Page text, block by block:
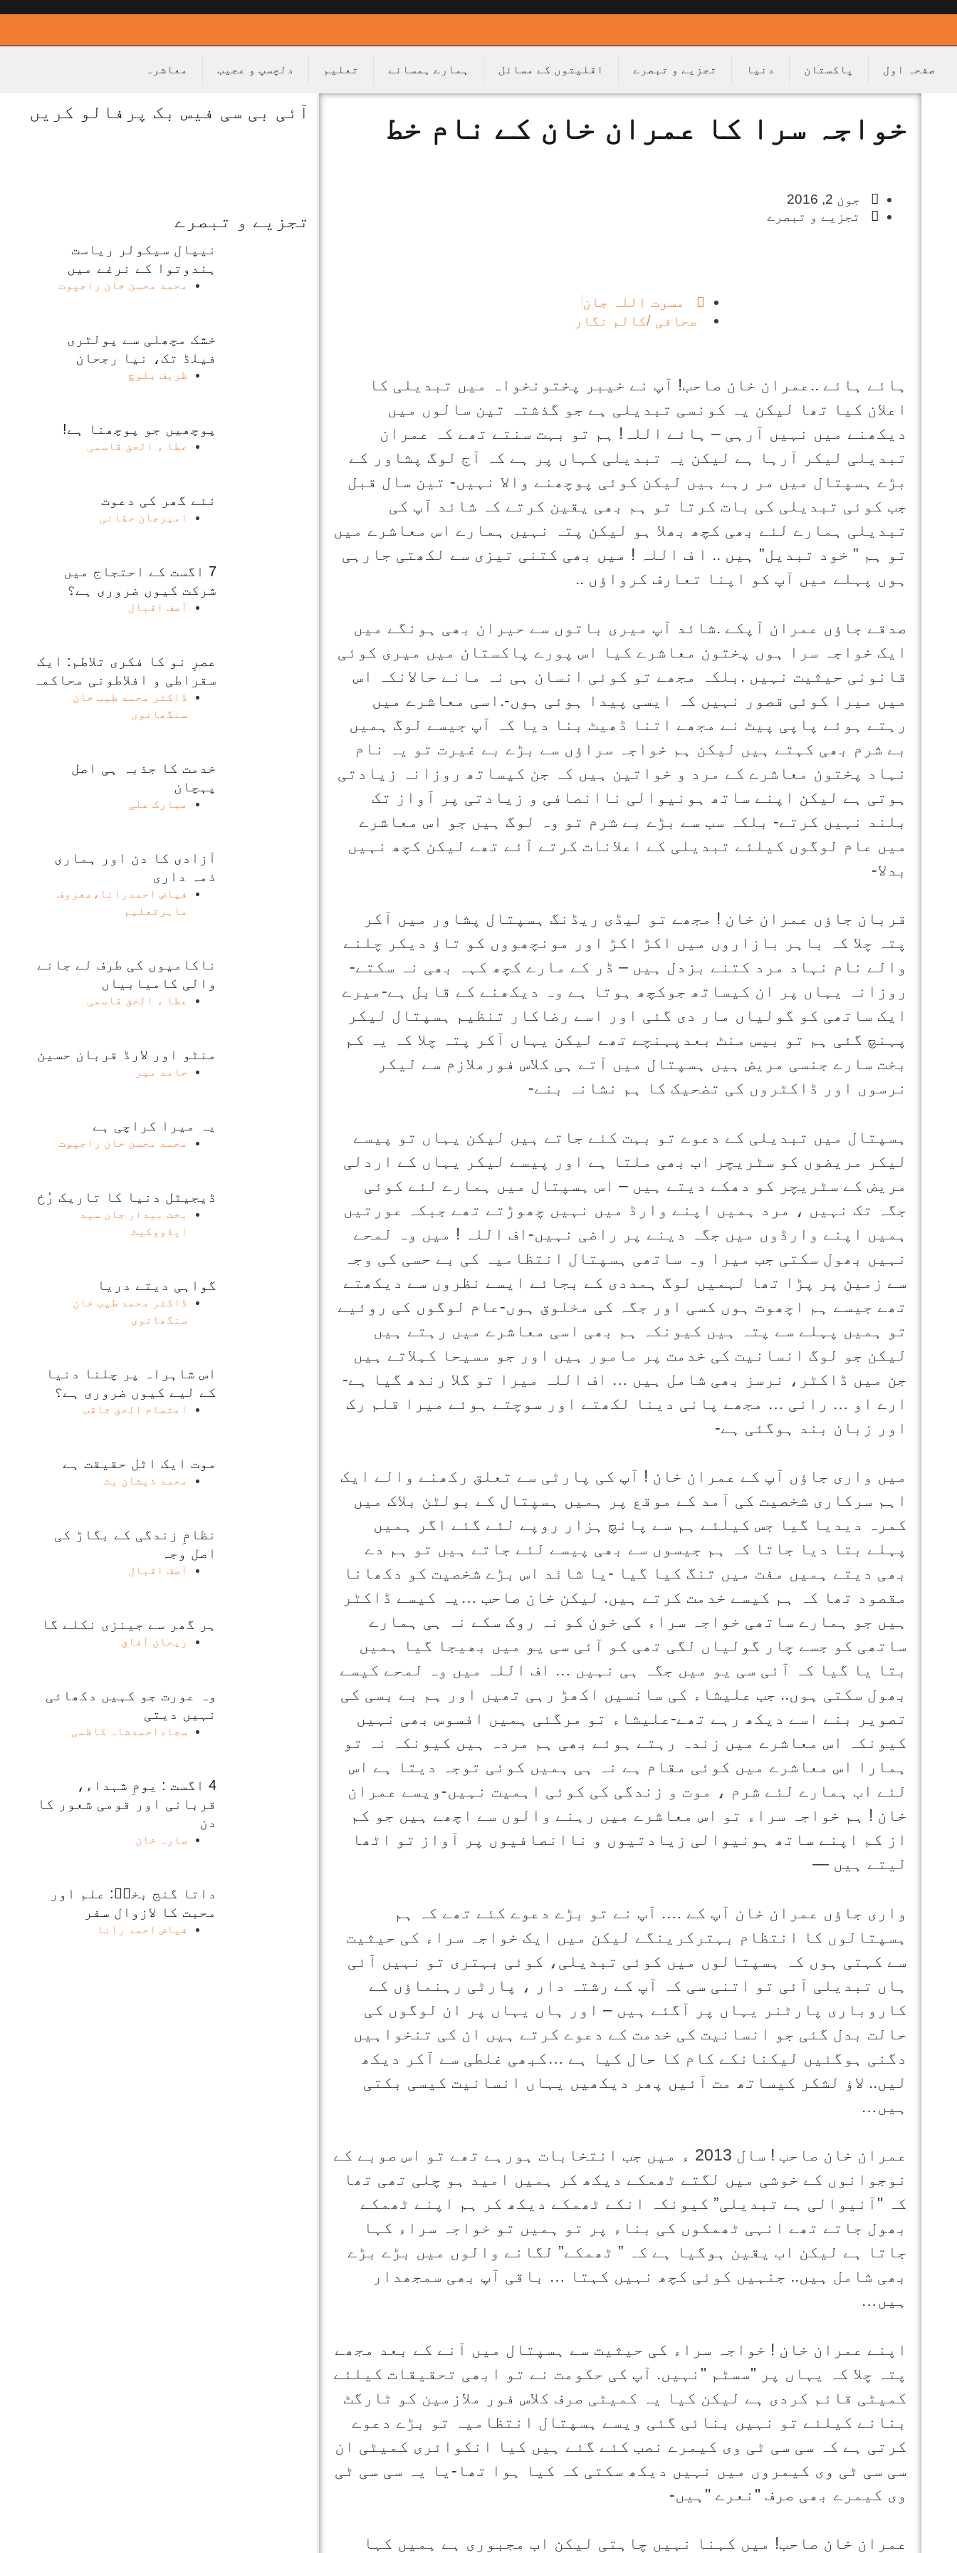
صفحہ اول پاکستان دنیا تجزیے و تبصرے اقلیتوں کے مسائل ہمارے ہمسائے تعلیم دلچسپ و عجیب معاشرہ
خواجہ سرا کا عمران خان کے نام خط
جون 2, 2016
تجزیے و تبصرے
مسرت اللہ جان
صحافی /کالم نگار
ہائے ہائے ..عمران خان صاحب! آپ نے خیبر پختونخواہ میں تبدیلی کا
اعلان کیا تھا لیکن یہ کونسی تبدیلی ہے جو گذشتہ تین سالوں میں
دیکھنے میں نہیں آرہی – ہائے اللہ! ہم تو بہت سنتے تھے کہ عمران
تبدیلی لیکر آرہا ہے لیکن یہ تبدیلی کہاں پر ہے کہ آج لوگ پشاور کے
بڑے ہسپتال میں مر رہے ہیں لیکن کوئی پوچھنے والا نہیں- تین سال قبل
جب کوئی تبدیلی کی بات کرتا تو ہم بھی یقین کرتے کہ شائد آپ کی
تبدیلی ہمارے لئے بھی کچھ بھلا ہو لیکن پتہ نہیں ہمارے اس معاشرے میں
تو ہم ” خود تبدیل” ہیں .. ا ف اللہ ! میں بھی کتنی تیزی سے لکھتی جارہی
ہوں پہلے میں آپ کو اپنا تعارف کرواؤں ..
صدقے جاؤں عمران آپکے .شائد آپ میری باتوں سے حیران بھی ہونگے میں
ایک خواجہ سرا ہوں پختون معاشرے کیا اس پورے پاکستان میں میری کوئی
قانونی حیثیت نہیں .بلکہ مجھے تو کوئی انسان ہی نہ مانے حالانکہ اس
میں میرا کوئی قصور نہیں کہ ایسی پیدا ہوئی ہوں-.اسی معاشرے میں
رہتے ہوئے پاپی پیٹ نے مجھے اتنا ڈھیٹ بنا دیا کہ آپ جیسے لوگ ہمیں
بے شرم بھی کہتے ہیں لیکن ہم خواجہ سراؤں سے بڑے بے غیرت تو یہ نام
نہاد پختون معاشرے کے مرد و خواتین ہیں کہ جن کیساتھ روزانہ زیادتی
ہوتی ہے لیکن اپنے ساتھ ہونیوالی ناانصافی و زیادتی پر آواز تک
بلند نہیں کرتے- بلکہ سب سے بڑے بے شرم تو وہ لوگ ہیں جو اس معاشرے
میں عام لوگوں کیلئے تبدیلی کے اعلانات کرتے آئے تھے لیکن کچھ نہیں
بدلا-
قربان جاؤں عمران خان ! مجھے تو لیڈی ریڈنگ ہسپتال پشاور میں آکر
پتہ چلا کہ باہر بازاروں میں اکڑ اکڑ اور مونچھووں کو تاؤ دیکر چلنے
والے نام نہاد مرد کتنے بزدل ہیں – ڈر کے مارے کچھ کہہ بھی نہ سکتے-
روزانہ یہاں پر ان کیساتھ جوکچھ ہوتا ہے وہ دیکھنے کے قابل ہے-میرے
ایک ساتھی کو گولیاں مار دی گئی اور اسے رضاکار تنظیم ہسپتال لیکر
پہنچ گئی ہم تو بیس منٹ بعدپہنچے تھے لیکن یہاں آکر پتہ چلا کہ یہ کم
بخت سارے جنسی مریض ہیں ہسپتال میں آتے ہی کلاس فورملازم سے لیکر
نرسوں اور ڈاکٹروں کی تضحیک کا ہم نشانہ بنے-
ہسپتال میں تبدیلی کے دعوے تو بہت کئے جاتے ہیں لیکن یہاں تو پیسے
لیکر مریضوں کو سٹریچر اب بھی ملتا ہے اور پیسے لیکر یہاں کے اردلی
مریض کے سٹریچر کو دھکے دیتے ہیں – اس ہسپتال میں ہمارے لئے کوئی
جگہ تک نہیں ، مرد ہمیں اپنے وارڈ میں نہیں چھوڑتے تھے جبکہ عورتیں
ہمیں اپنے وارڈوں میں جگہ دینے پر راضی نہیں-اف اللہ ! میں وہ لمحے
نہیں بھول سکتی جب میرا وہ ساتھی ہسپتال انتظامیہ کی بے حسی کی وجہ
سے زمین پر پڑا تھا لہمیں لوگ ہمددی کے بجائے ایسے نظروں سے دیکھتے
تھے جیسے ہم اچھوت ہوں کسی اور جگہ کی مخلوق ہوں-عام لوگوں کی روئیے
تو ہمیں پہلے سے پتہ ہیں کیونکہ ہم بھی اسی معاشرے میں رہتے ہیں
لیکن جو لوگ انسانیت کی خدمت پر مامور ہیں اور جو مسیحا کہلاتے ہیں
جن میں ڈاکٹر، نرسز بھی شامل ہیں … اف اللہ میرا تو گلا رندھ گیا ہے-
ارے او … رانی … مجھے پانی دینا لکھتے اور سوچتے ہوئے میرا قلم رک
اور زبان بند ہوگئی ہے-
میں واری جاؤں آپ کے عمران خان ! آپ کی پارٹی سے تعلق رکھنے والے ایک
اہم سرکاری شخصیت کی آمد کے موقع پر ہمیں ہسپتال کے بولٹن بلاک میں
کمرہ دیدیا گیا جس کیلئے ہم سے پانچ ہزار روپے لئے گئے اگر ہمیں
پہلے بتا دیا جاتا کہ ہم جیسوں سے بھی پیسے لئے جاتے ہیں تو ہم دے
بھی دیتے ہمیں مفت میں تنگ کیا گیا -یا شائد اس بڑے شخصیت کو دکھانا
مقصود تھا کہ ہم کیسے خدمت کرتے ہیں. لیکن خان صاحب …یہ کیسے ڈاکٹر
ہیں جو ہمارے ساتھی خواجہ سراء کی خون کو نہ روک سکے نہ ہی ہمارے
ساتھی کو جسے چار گولیاں لگی تھی کو آئی سی یو میں بھیجا گیا ہمیں
بتا یا گیا کہ آئی سی یو میں جگہ ہی نہیں … اف اللہ میں وہ لمحے کیسے
بھول سکتی ہوں.. جب علیشاء کی سانسیں اکھڑ رہی تھیں اور ہم بے بسی کی
تصویر بنے اسے دیکھ رہے تھے-علیشاء تو مرگئی ہمیں افسوس بھی نہیں
کیونکہ اس معاشرے میں زندہ رہتے ہوئے بھی ہم مردہ ہیں کیونکہ نہ تو
ہمارا اس معاشرے میں کوئی مقام ہے نہ ہی ہمیں کوئی توجہ دیتا ہے اس
لئے اب ہمارے لئے شرم ، موت و زندگی کی کوئی اہمیت نہیں-ویسے عمران
خان ! ہم خواجہ سراء تو اس معاشرے میں رہنے والوں سے اچھے ہیں جو کم
از کم اپنے ساتھ ہونیوالی زیادتیوں و ناانصافیوں پر آواز تو اٹھا
لیتے ہیں —
واری جاؤں عمران خان آپ کے …. آپ نے تو بڑے دعوے کئے تھے کہ ہم
ہسپتالوں کا انتظام بہترکرینگے لیکن میں ایک خواجہ سراء کی حیثیت
سے کہتی ہوں کہ ہسپتالوں میں کوئی تبدیلی، کوئی بہتری تو نہیں آئی
ہاں تبدیلی آئی تو اتنی سی کہ آپ کے رشتہ دار ، پارٹی رہنماؤں کے
کاروباری پارٹنر یہاں پر آگئے ہیں – اور ہاں یہاں پر ان لوگوں کی
حالت بدل گئی جو انسانیت کی خدمت کے دعوے کرتے ہیں ان کی تنخواہیں
دگنی ہوگئیں لیکنانکے کام کا حال کیا ہے …کبھی غلطی سے آکر دیکھ
لیں.. لاؤ لشکر کیساتھ مت آئیں پھر دیکھیں یہاں انسانیت کیسی بکتی
ہیں…
عمران خان صاحب ! سال 2013 ء میں جب انتخابات ہورہے تھے تو اس صوبے کے
نوجوانوں کے خوشی میں لگتے ٹھمکے دیکھ کر ہمیں امید ہو چلی تھی تھا
کہ "آنیوالی ہے تبدیلی” کیونکہ انکے ٹھمکے دیکھ کر ہم اپنے ٹھمکے
بھول جاتے تھے انہی ٹھمکوں کی بناء پر تو ہمیں تو خواجہ سراء کہا
جاتا ہے لیکن اب یقین ہوگیا ہے کہ ” ٹھمکے” لگانے والوں میں بڑے بڑے
بھی شامل ہیں.. جنہیں کوئی کچھ نہیں کہتا … باقی آپ بھی سمجھدار
ہیں…
اپنے عمران خان ! خواجہ سراء کی حیثیت سے ہسپتال میں آنے کے بعد مجھے
پتہ چلا کہ یہاں پر "سسٹم "نہیں. آپ کی حکومت نے تو ابھی تحقیقات کیلئے
کمیٹی قائم کردی ہے لیکن کیا یہ کمیٹی صرف کلاس فور ملازمین کو ٹارگٹ
بنانے کیلئے تو نہیں بنائی گئی ویسے ہسپتال انتظامیہ تو بڑے دعوے
کرتی ہے کہ سی سی ٹی وی کیمرے نصب کئے گئے ہیں کیا انکوائری کمیٹی ان
سی سی ٹی وی کیمروں میں نہیں دیکھ سکتی کہ کیا ہوا تھا-یا یہ سی سی ٹی
وی کیمرے بھی صرف "نعرے "ہیں-
عمران خان صاحب! میں کہنا نہیں چاہتی لیکن اب مجبوری ہے ہمیں کہا
آئی بی سی فیس بک پرفالو کریں
تجزیے و تبصرے
نیپال سیکولر ریاست
ہندوتوا کے نرغے میں
محمد محسن خان راجپوت
خشک مچھلی سے پولٹری
فیلڈ تک، نیا رجحان
ظریف بلوچ
پوچھیں جو پوچھنا ہے!
عطا ء الحق قاسمی
نئے گھر کی دعوت
امیرجان حقانی
7 اگست کے احتجاج میں
شرکت کیوں ضروری ہے؟
آصف اقبال
عصرِ نو کا فکری تلاطم: ایک
سقراطی و افلاطونی محاکمہ
ڈاکٹر محمد طیب خان
سنگھانوی
خدمت کا جذبہ ہی اصل
پہچان
مبارک علی
آزادی کا دن اور ہماری
ذمہ داری
فیاض احمدرانا،معروف
ماہرتعلیم
ناکامیوں کی طرف لے جانے
والی کامیابیاں
عطا ء الحق قاسمی
منٹو اور لارڈ قربان حسین
حامد میر
یہ میرا کراچی ہے
محمد محسن خان راجپوت
ڈیجیٹل دنیا کا تاریک رُخ
بخت بیدار جان سید
ایڈووکیٹ
گواہی دیتے دریا
ڈاکٹر محمد طیب خان
سنگھانوی
اس شاہراہ پر چلنا دنیا
کے لیے کیوں ضروری ہے؟
اعتصام الحق ثاقب
موت ایک اٹل حقیقت ہے
محمد ذیشان بٹ
نظامِ زندگی کے بگاڑ کی
اصل وجہ
آصف اقبال
ہر گھر سے جینزی نکلے گا
ریحان آفاق
وہ عورت جو کہیں دکھائی
نہیں دیتی
سجاداحمدشاہ کاظمی
4 اگست : یومِ شہداء،
قربانی اور قومی شعور کا
دن
سارہ خان
داتا گنج بخشؒ: علم اور
محبت کا لازوال سفر
فیاض احمد رانا